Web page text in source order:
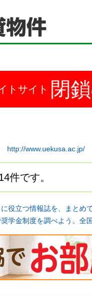
トサイト 閉
http://www.uekusa.ac.jp/
件です。
役立つ情報誌を、まとめ
学金制度を調べよう。全